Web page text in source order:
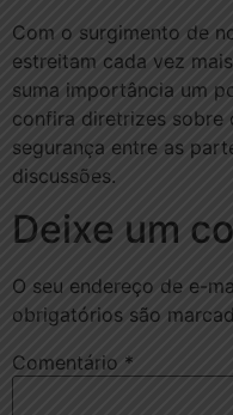
Com o surgimento de
estreitam cada vez
suma importância um
confira diretrizes sobre
segurança entre as
discussões.
Deixe um
O seu endereço de e-
obrigatórios são
Comentário *